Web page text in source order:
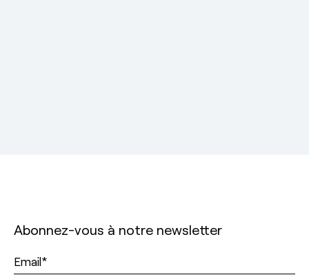
Abonnez-vous à notre newsletter